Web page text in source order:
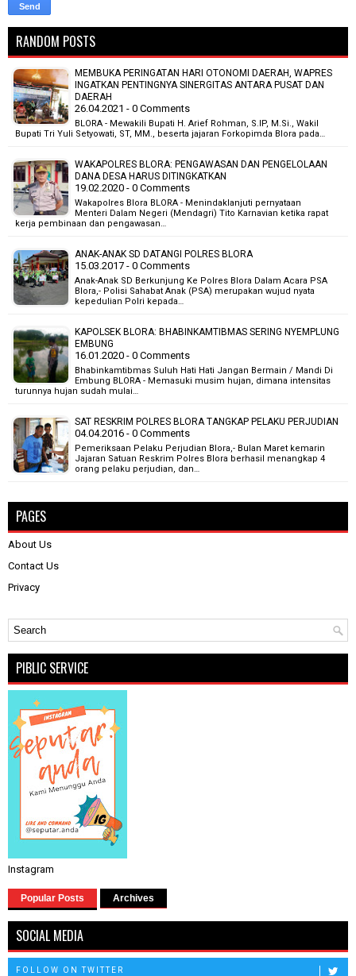
RANDOM POSTS
MEMBUKA PERINGATAN HARI OTONOMI DAERAH, WAPRES
INGATKAN PENTINGNYA SINERGITAS ANTARA PUSAT DAN
DAERAH
26.04.2021 - 0 Comments
BLORA - Mewakili Bupati H. Arief Rohman, S.IP, M.Si., Wakil
Bupati Tri Yuli Setyowati, ST, MM., beserta jajaran Forkopimda Blora pada…
WAKAPOLRES BLORA: PENGAWASAN DAN PENGELOLAAN
DANA DESA HARUS DITINGKATKAN
19.02.2020 - 0 Comments
Wakapolres Blora BLORA - Menindaklanjuti pernyataan
Menteri Dalam Negeri (Mendagri) Tito Karnavian ketika rapat
kerja pembinaan dan pengawasan…
ANAK-ANAK SD DATANGI POLRES BLORA
15.03.2017 - 0 Comments
Anak-Anak SD Berkunjung Ke Polres Blora Dalam Acara PSA
Blora,- Polisi Sahabat Anak (PSA) merupakan wujud nyata
kepedulian Polri kepada…
KAPOLSEK BLORA: BHABINKAMTIBMAS SERING NYEMPLUNG
EMBUNG
16.01.2020 - 0 Comments
Bhabinkamtibmas Suluh Hati Hati Jangan Bermain / Mandi Di
Embung BLORA - Memasuki musim hujan, dimana intensitas
turunnya hujan sudah mulai…
SAT RESKRIM POLRES BLORA TANGKAP PELAKU PERJUDIAN
04.04.2016 - 0 Comments
Pemeriksaan Pelaku Perjudian Blora,- Bulan Maret kemarin
Jajaran Satuan Reskrim Polres Blora berhasil menangkap 4
orang pelaku perjudian, dan…
PAGES
About Us
Contact Us
Privacy
PIBLIC SERVICE
Instagram
Popular Posts Archives
SOCIAL MEDIA
FOLLOW ON TWITTER